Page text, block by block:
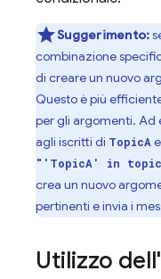
Suggerimento:
combinazione
di creare un nuovo
Questo è più
per gli argomenti. Ad
agli iscritti di TopicA e
"'TopicA' in
crea un nuovo
pertinenti e invia i
Utilizzo